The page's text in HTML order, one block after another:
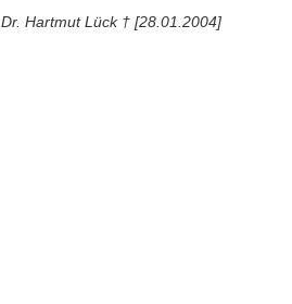
Dr. Hartmut Lück † [28.01.2004]